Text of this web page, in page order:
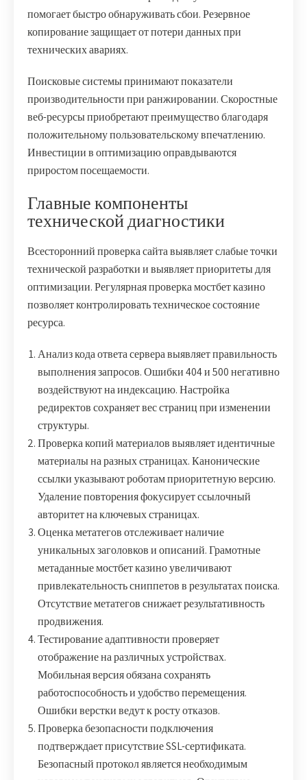
помогает быстро обнаруживать сбои. Резервное
копирование защищает от потери данных при
технических авариях.
Поисковые системы принимают показатели
производительности при ранжировании. Скоростные
веб-ресурсы приобретают преимущество благодаря
положительному пользовательскому впечатлению.
Инвестиции в оптимизацию оправдываются
приростом посещаемости.
Главные компоненты
технической диагностики
Всесторонний проверка сайта выявляет слабые точки
технической разработки и выявляет приоритеты для
оптимизации. Регулярная проверка мостбет казино
позволяет контролировать техническое состояние
ресурса.
Анализ кода ответа сервера выявляет правильность
выполнения запросов. Ошибки 404 и 500 негативно
воздействуют на индексацию. Настройка
редиректов сохраняет вес страниц при изменении
структуры.
Проверка копий материалов выявляет идентичные
материалы на разных страницах. Канонические
ссылки указывают роботам приоритетную версию.
Удаление повторения фокусирует ссылочный
авторитет на ключевых страницах.
Оценка метатегов отслеживает наличие
уникальных заголовков и описаний. Грамотные
метаданные мостбет казино увеличивают
привлекательность сниппетов в результатах поиска.
Отсутствие метатегов снижает результативность
продвижения.
Тестирование адаптивности проверяет
отображение на различных устройствах.
Мобильная версия обязана сохранять
работоспособность и удобство перемещения.
Ошибки верстки ведут к росту отказов.
Проверка безопасности подключения
подтверждает присутствие SSL-сертификата.
Безопасный протокол является необходимым